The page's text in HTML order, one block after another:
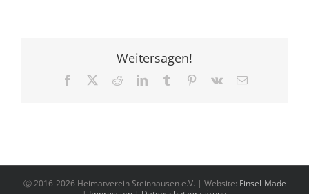
Weitersagen!
Facebook RedditLinkedInTumblr Pinterest
Vk
E-
Ⓒ 2016-2026 Heimatverein Steinhausen e.V. | Website: Finsel-Made